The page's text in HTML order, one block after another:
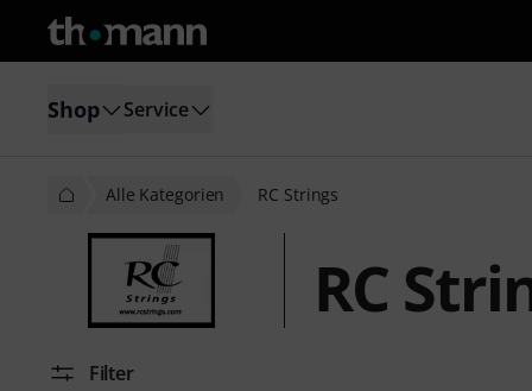
Shop Service
Alle Kategorien RC Strings
RC
Filter